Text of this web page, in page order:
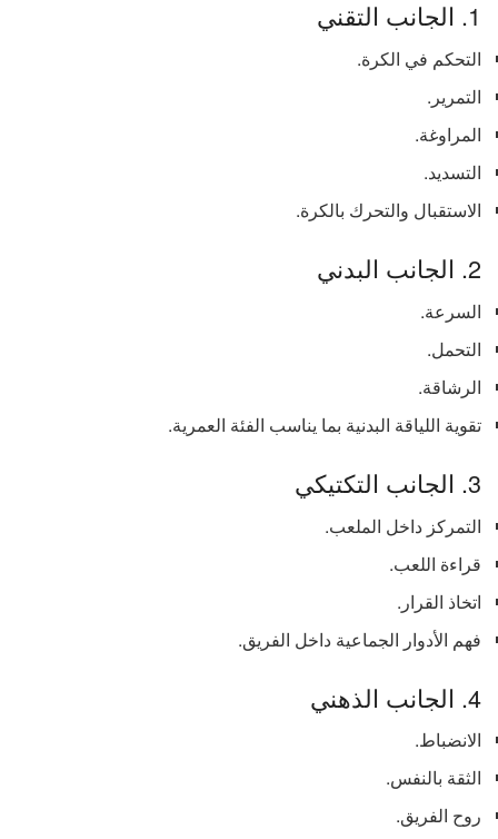
1. الجانب التقني
التحكم في الكرة.
التمرير.
المراوغة.
التسديد.
الاستقبال والتحرك بالكرة.
2. الجانب البدني
السرعة.
التحمل.
الرشاقة.
تقوية اللياقة البدنية بما يناسب الفئة العمرية.
3. الجانب التكتيكي
التمركز داخل الملعب.
قراءة اللعب.
اتخاذ القرار.
فهم الأدوار الجماعية داخل الفريق.
4. الجانب الذهني
الانضباط.
الثقة بالنفس.
روح الفريق.